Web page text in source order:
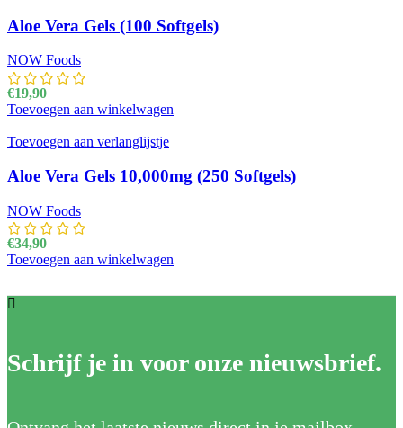
Aloe Vera Gels (100 Softgels)
NOW Foods
€19,90
Toevoegen aan winkelwagen
Toevoegen aan verlanglijstje
Aloe Vera Gels 10,000mg (250 Softgels)
NOW Foods
€34,90
Toevoegen aan winkelwagen
Schrijf je in voor onze nieuwsbrief.